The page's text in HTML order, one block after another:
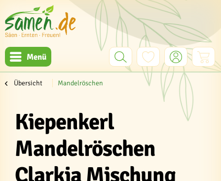
Menü
Übersicht Mandelröschen
Kiepenkerl
Mandelröschen
Clarkia Mischung